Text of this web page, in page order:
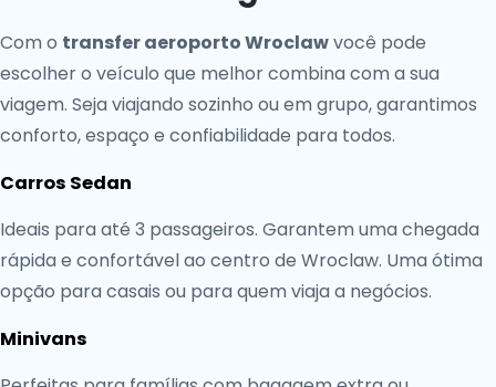
Com o transfer aeroporto Wroclawvocê pode
escolher o veículo que melhor combina com a sua
viagem. Seja viajando sozinho ou em grupo, garantimos
conforto, espaço e confiabilidade para todos.
Carros Sedan
Ideais para até 3 passageiros. Garantem uma chegada
rápida e confortável ao centro de Wroclaw. Uma ótima
opção para casais ou para quem viaja a negócios.
Minivans